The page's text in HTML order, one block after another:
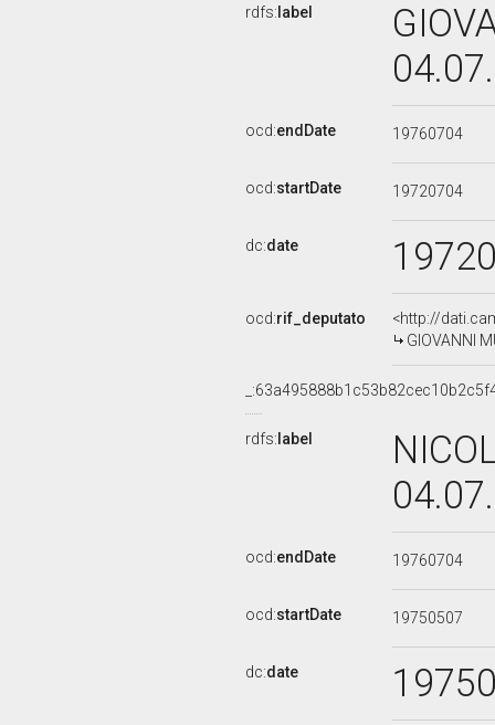
rdfs: label
ocd:endDate 19760704
ocd:startDate 19720704
dc:date
ocd:rif_deputato
<http://
GIOVANNI
rdfs: label
ocd:endDate 19760704
ocd:startDate 19750507
dc:date